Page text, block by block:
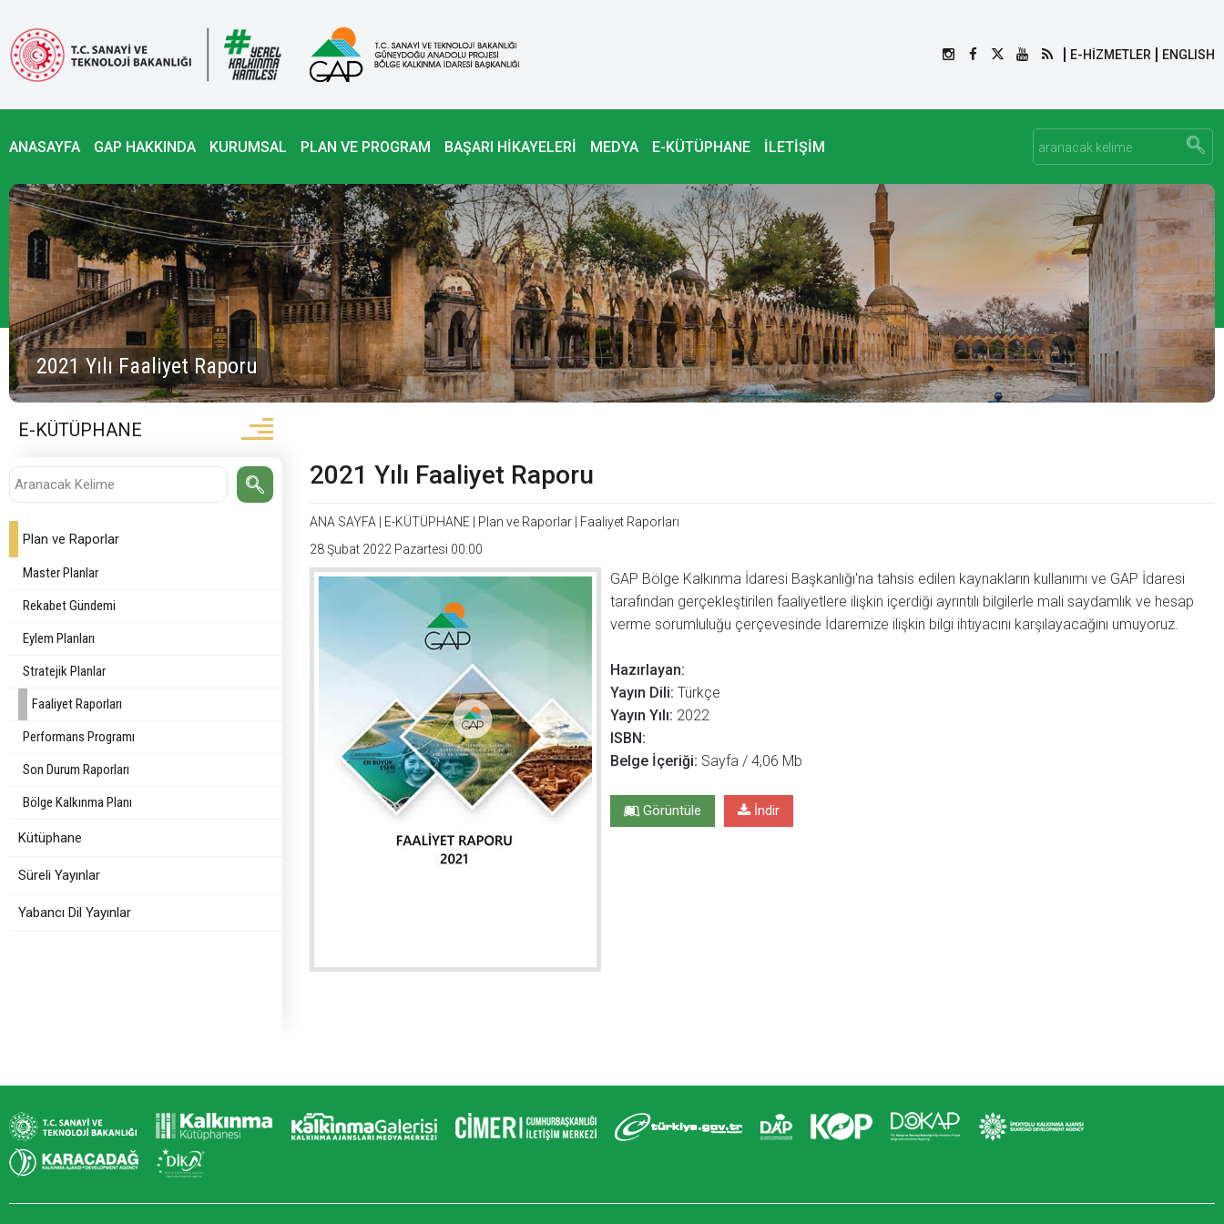
E-HİZMETLER ENGLISH
ANASAYFA GAP HAKKINDA KURUMSAL PLAN VE PROGRAM BAŞARI HİKAYELERİ MEDYA E-KÜTÜPHANE İLETİŞİM
2021 Yılı Faaliyet Raporu
E-KÜTÜPHANE
Plan ve Raporlar
Master Planlar
Rekabet Gündemi
Eylem Planları
Stratejik Planlar
Faaliyet Raporları
Performans Programı
Son Durum Raporları
Bölge Kalkınma Planı
Kütüphane
Süreli Yayınlar
Yabancı Dil Yayınlar
2021 Yılı Faaliyet Raporu
ANA SAYFA E-KÜTÜPHANE Plan ve Raporlar
Faaliyet Raporları
28 Şubat 2022 Pazartesi 00:00
GAP Bölge Kalkınma İdaresi Başkanlığı'na tahsis edilen kaynakların kullanımı ve GAP İdaresi
tarafından gerçekleştirilen faaliyetlere ilişkin içerdiği ayrıntılı bilgilerle mali saydamlık ve hesap
verme sorumluluğu çerçevesinde İdaremize ilişkin bilgi ihtiyacını karşılayacağını umuyoruz.
Hazırlayan:
Yayın Dili: Türkçe
Yayın Yılı: 2022
ISBN:
Belge İçeriği: Sayfa / 4,06 Mb
Görüntüle İndir